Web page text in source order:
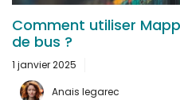
Comment utiliser
de bus ?
1 janvier 2025
Anais legarec